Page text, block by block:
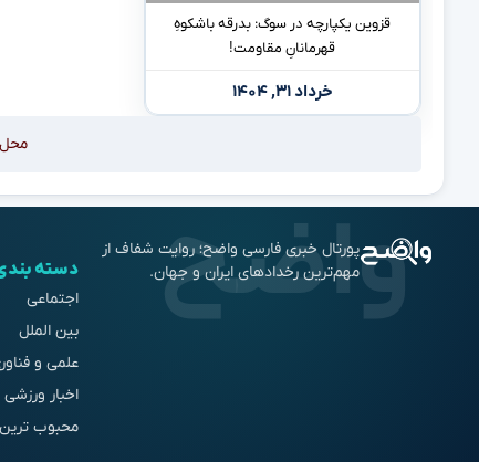
قزوین یکپارچه در سوگ: بدرقه باشکوهِ
قهرمانانِ مقاومت!
خرداد ۳۱, ۱۴۰۴
محل
پورتال خبری فارسی واضح؛ روایت شفاف از
مهم‌ترین رخدادهای ایران و جهان.
دسته
اجتماعی
بین الملل
علمی و
اخبار ورزشی
محبوب